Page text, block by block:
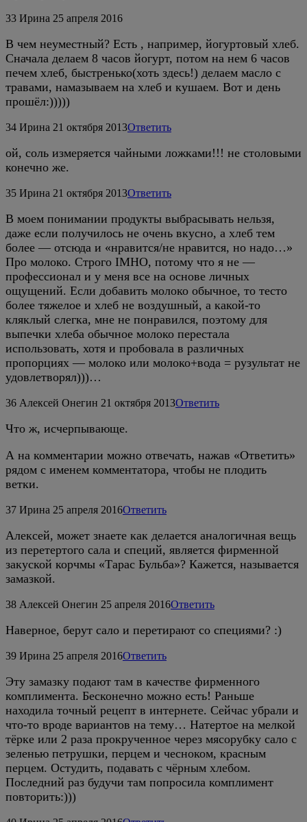
33 Ирина 25 апреля 2016
В чем неуместный? Есть , например, йогуртовый хлеб.
Сначала делаем 8 часов йогурт, потом на нем 6 часов
печем хлеб, быстренько(хоть здесь!) делаем масло с
травами, намазываем на хлеб и кушаем. Вот и день
прошёл:)))))
34 Ирина 21 октября 2013Ответить
ой, соль измеряется чайными ложками!!! не столовыми
конечно же.
35 Ирина 21 октября 2013Ответить
В моем понимании продукты выбрасывать нельзя,
даже если получилось не очень вкусно, а хлеб тем
более — отсюда и «нравится/не нравится, но надо…»
Про молоко. Строго IMHO, потому что я не —
профессионал и у меня все на основе личных
ощущений. Если добавить молоко обычное, то тесто
более тяжелое и хлеб не воздушный, а какой-то
кляклый слегка, мне не понравился, поэтому для
выпечки хлеба обычное молоко перестала
использовать, хотя и пробовала в различных
пропорциях — молоко или молоко+вода = рузультат не
удовлетворял)))…
36 Алексей Онегин 21 октября 2013Ответить
Что ж, исчерпывающе.
А на комментарии можно отвечать, нажав «Ответить»
рядом с именем комментатора, чтобы не плодить
ветки.
37 Ирина 25 апреля 2016Ответить
Алексей, может знаете как делается аналогичная вещь
из перетертого сала и специй, является фирменной
закуской корчмы «Тарас Бульба»? Кажется, называется
замазкой.
38 Алексей Онегин 25 апреля 2016Ответить
Наверное, берут сало и перетирают со специями? :)
39 Ирина 25 апреля 2016Ответить
Эту замазку подают там в качестве фирменного
комплимента. Бесконечно можно есть! Раньше
находила точный рецепт в интернете. Сейчас убрали и
что-то вроде вариантов на тему… Натертое на мелкой
тёрке или 2 раза прокрученное через мясорубку сало с
зеленью петрушки, перцем и чесноком, красным
перцем. Остудить, подавать с чёрным хлебом.
Последний раз будучи там попросила комплимент
повторить:)))